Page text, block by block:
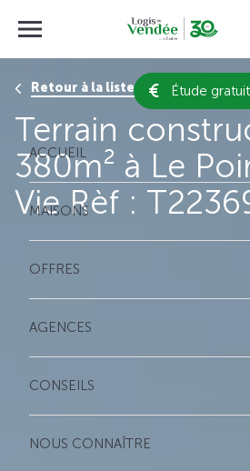
Étude
ACCUEIL
MAISONS
OFFRES
AGENCES
CONSEILS
NOUS CONNAÎTRE
Retour à la liste des résultats
Terrain
380m² à Le
Vie Rèf :